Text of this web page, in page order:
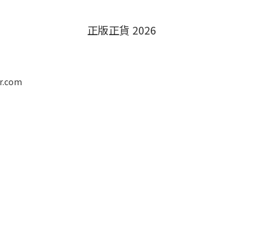
正版正貨 2026